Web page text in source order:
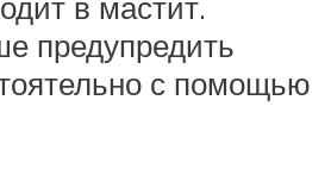
предупредить
с помощью